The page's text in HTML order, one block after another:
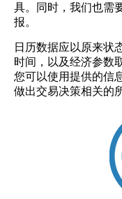
具。同时，我们也需
报。
日历数据应以原来状
时间，以及经济参数
您可以使用提供的信
做出交易决策相关的